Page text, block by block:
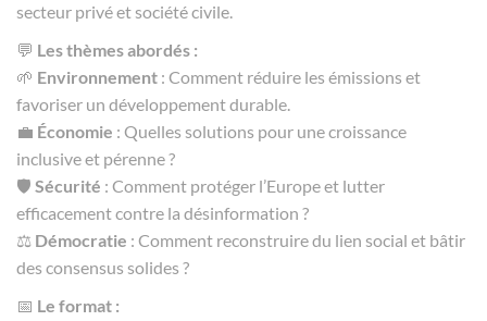
secteur privé et société civile.
💬 Les thèmes abordés :
🌱 Environnement : Comment réduire les émissions et
favoriser un développement durable.
💼 Économie : Quelles solutions pour une croissance
inclusive et pérenne ?
🛡️ Sécurité : Comment protéger l’Europe et lutter
efficacement contre la désinformation ?
⚖️ Démocratie : Comment reconstruire du lien social et bâtir
des consensus solides ?
📅 Le format :